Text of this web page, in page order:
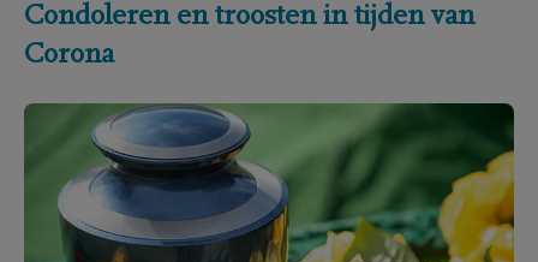
Condoleren en troosten in tijden van
Corona